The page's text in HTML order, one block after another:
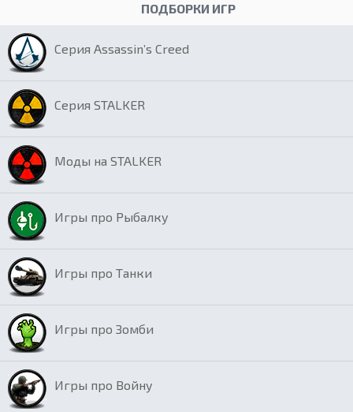
ПОДБОРКИ ИГР
Серия Assassin’s Creed
Серия STALKER
Моды на STALKER
Игры про Рыбалку
Игры про Танки
Игры про Зомби
Игры про Войну